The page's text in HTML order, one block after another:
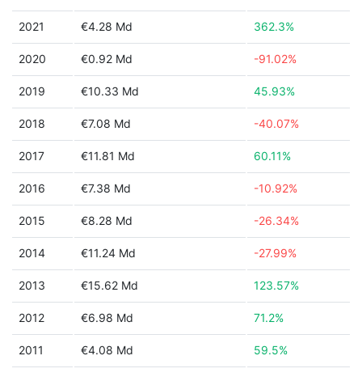
2021 €4.28 Md 362.3%
2020 €0.92 Md -91.02%
2019 €10.33 Md 45.93%
2018 €7.08 Md -40.07%
2017 €11.81 Md 60.11%
2016 €7.38 Md -10.92%
2015 €8.28 Md -26.34%
2014 €11.24 Md -27.99%
2013 €15.62 Md 123.57%
2012 €6.98 Md 71.2%
2011 €4.08 Md 59.5%